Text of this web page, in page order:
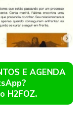
E AGENDA
H2FOZ.